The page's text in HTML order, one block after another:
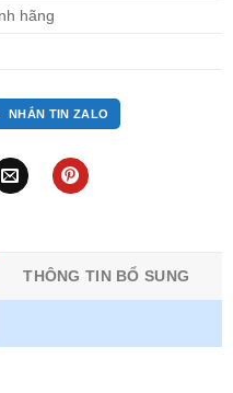
hãng
NHẮN TIN ZALO
THÔNG TIN BỔ SUNG